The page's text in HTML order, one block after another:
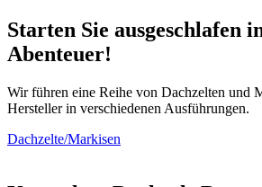
Starten Sie ausgeschlafen
Abenteuer!
Wir führen eine Reihe von Dachzelten und
Hersteller in verschiedenen Ausführungen.
Dachzelte/Markisen